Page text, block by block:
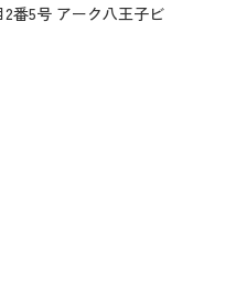
番5号 アーク八王子ビ